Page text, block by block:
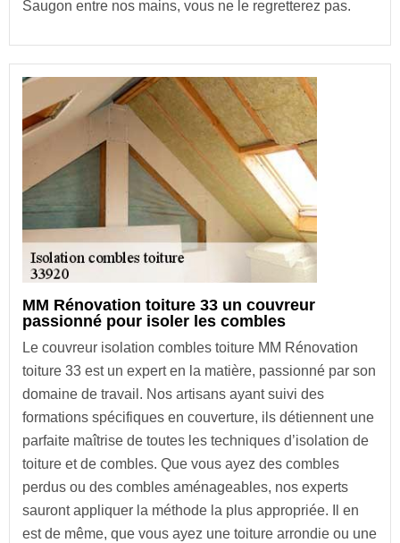
Saugon entre nos mains, vous ne le regretterez pas.
MM Rénovation toiture 33 un couvreur
passionné pour isoler les combles
Le couvreur isolation combles toiture MM Rénovation
toiture 33 est un expert en la matière, passionné par son
domaine de travail. Nos artisans ayant suivi des
formations spécifiques en couverture, ils détiennent une
parfaite maîtrise de toutes les techniques d’isolation de
toiture et de combles. Que vous ayez des combles
perdus ou des combles aménageables, nos experts
sauront appliquer la méthode la plus appropriée. Il en
est de même, que vous ayez une toiture arrondie ou une